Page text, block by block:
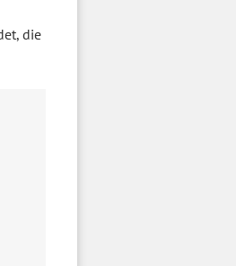
die